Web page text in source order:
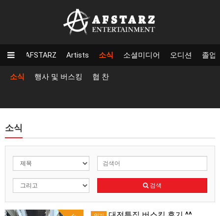
AFSTARZ Artists 소식 소셜미디어 오디션 졸업
소식 행사 및 버스킹 협 찬
소식
검색